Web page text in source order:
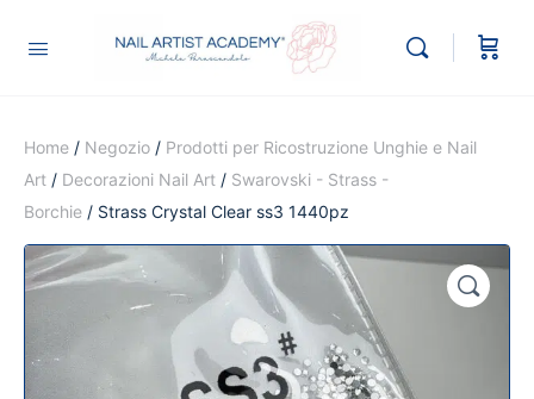
Home / Negozio / Prodotti per Ricostruzione Unghie e Nail
Art / Decorazioni Nail Art / Swarovski - Strass -
Borchie / Strass Crystal Clear ss3 1440pz
🔍